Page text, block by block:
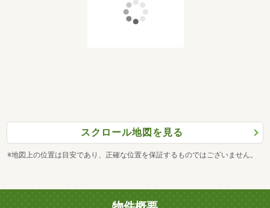
スクロール地図を見る
※地図上の位置は目安であり、正確な位置を保証するものではございません。